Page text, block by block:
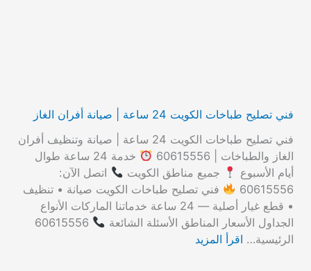
فني تصليح طباخات الكويت 24 ساعة | صيانة أفران الغاز
فني تصليح طباخات الكويت 24 ساعة | صيانة وتنظيف أفران
الغاز والطباخات | 60615556
خدمة 24 ساعة طوال
أيام الأسبوع
جميع مناطق الكويت
اتصل الآن:
60615556
فني تصليح طباخات الكويت صيانة • تنظيف
• قطع غيار أصلية — 24 ساعة خدماتنا الماركات الأنواع
الجداول الأسعار المناطق الأسئلة الشائعة
60615556
الرئيسية… اقرأ المزيد